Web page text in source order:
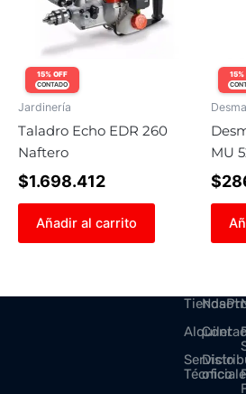
15% OFF
CONTADO
Jardinería
Taladro Echo EDR 260
Naftero
$1.698.412
Añadir al carrito
15%
MU
$
Tienda
Alquiler
Servicio
Técnico